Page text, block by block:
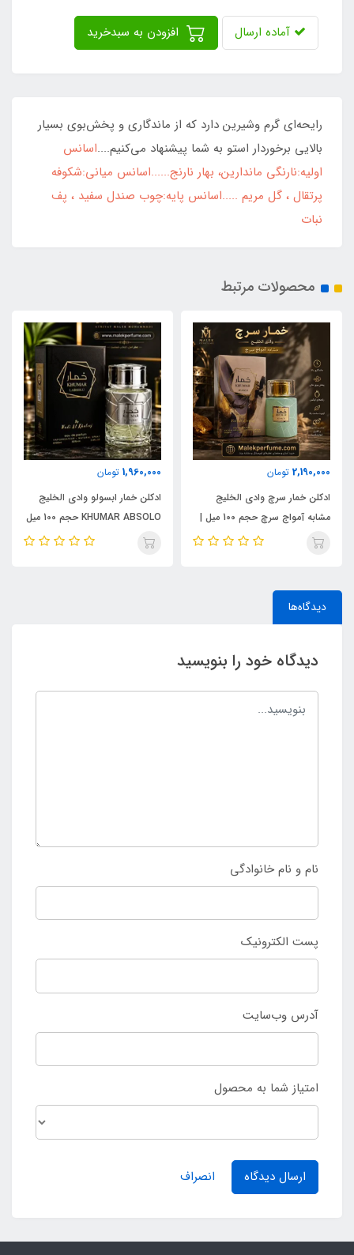
آماده ارسال
رایحه‌ای گرم وشیرین دارد که از ماندگاری و پخش‌بوی بسیار
بالایی برخوردار استو به شما پیشنهاد می‌کنیم....اسانس
اولیه:نارنگی ماندارین، بهار نارنج......اسانس میانی:شکوفه
پرتقال ، گل مریم .....اسانس پایه:چوب صندل سفید ، پف
نبات
محصولات مرتبط
2,190,000 تومان
ادکلن خمار سرچ وادی الخلیج
مشابه آمواج سرچ حجم 100 میل |
KHUMAR Search Eau de
1,960,000 تومان
ادکلن خمار ابسولو وادی الخلیج
KHUMAR ABSOLO حجم 100 میل
| مشابه اورجینال ایو سن لورن مای
دیدگاه‌ها
دیدگاه خود را بنویسید
نام و نام خانوادگی
پست الکترونیک
آدرس وب‌سایت
امتیاز شما به محصول
ارسال دیدگاه انصراف